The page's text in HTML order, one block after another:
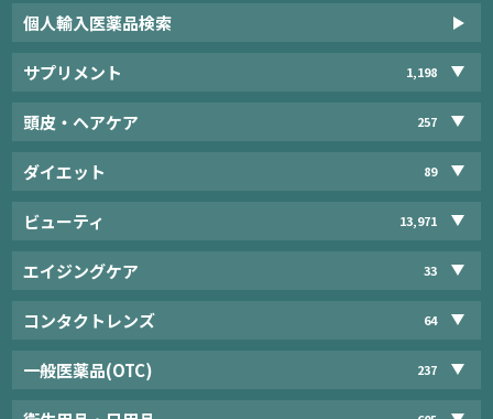
個人輸入医薬品検索
サプリメント 1,198
頭皮・ヘアケア 257
ダイエット 89
ビューティ 13,971
エイジングケア 33
コンタクトレンズ 64
一般医薬品(OTC) 237